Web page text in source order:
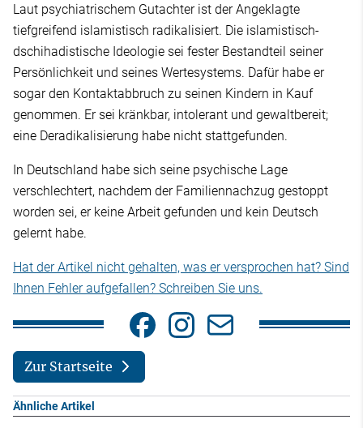
Laut psychiatrischem Gutachter ist der Angeklagte
tiefgreifend islamistisch radikalisiert. Die islamistisch-
dschihadistische Ideologie sei fester Bestandteil seiner
Persönlichkeit und seines Wertesystems. Dafür habe er
sogar den Kontaktabbruch zu seinen Kindern in Kauf
genommen. Er sei kränkbar, intolerant und gewaltbereit;
eine Deradikalisierung habe nicht stattgefunden.
In Deutschland habe sich seine psychische Lage
verschlechtert, nachdem der Familiennachzug gestoppt
worden sei, er keine Arbeit gefunden und kein Deutsch
gelernt habe.
Hat der Artikel nicht gehalten, was er versprochen hat? Sind
Ihnen Fehler aufgefallen? Schreiben Sie uns.
Zur Startseite
Ähnliche Artikel